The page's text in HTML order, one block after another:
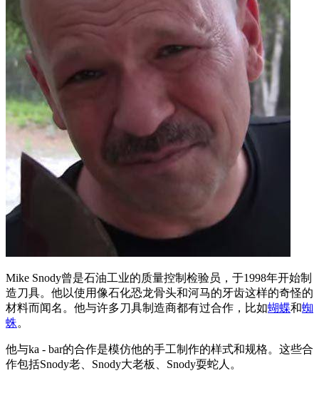
Mike Snody曾是石油工业的质量控制检验员，于1998年开始制
造刀具。他以使用像石化恐龙骨头和河马的牙齿这样的奇怪的
材料而闻名。他与许多刀具制造商都有过合作，比如蝴蝶和蜘
蛛。
他与ka - bar的合作是模仿他的手工制作的样式和规格。这些合
作包括Snody老、Snody大老板、Snody耍蛇人。